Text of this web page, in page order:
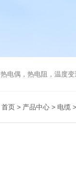
热电偶，热电阻，温度变
首页 > 产品中心 > 电缆 >